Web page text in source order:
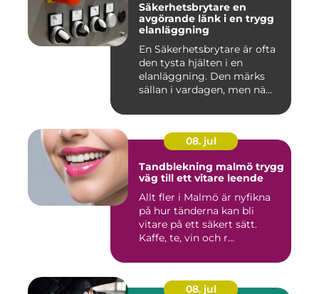
Säkerhetsbrytare en
avgörande länk i en trygg
elanläggning
En Säkerhetsbrytare är ofta
den tysta hjälten i en
elanläggning. Den märks
sällan i vardagen, men nä...
08. jul
Tandblekning malmö trygg
väg till ett vitare leende
Allt fler i Malmö är nyfikna
på hur tänderna kan bli
vitare på ett säkert sätt.
Kaffe, te, vin och r...
08. jul